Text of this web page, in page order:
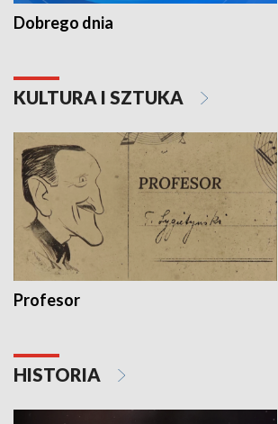
Dobrego dnia
KULTURA I SZTUKA
Profesor
HISTORIA